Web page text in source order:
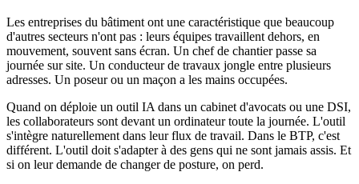
Les entreprises du bâtiment ont une caractéristique que beaucoup
d'autres secteurs n'ont pas : leurs équipes travaillent dehors, en
mouvement, souvent sans écran. Un chef de chantier passe sa
journée sur site. Un conducteur de travaux jongle entre plusieurs
adresses. Un poseur ou un maçon a les mains occupées.
Quand on déploie un outil IA dans un cabinet d'avocats ou une DSI,
les collaborateurs sont devant un ordinateur toute la journée. L'outil
s'intègre naturellement dans leur flux de travail. Dans le BTP, c'est
différent. L'outil doit s'adapter à des gens qui ne sont jamais assis. Et
si on leur demande de changer de posture, on perd.